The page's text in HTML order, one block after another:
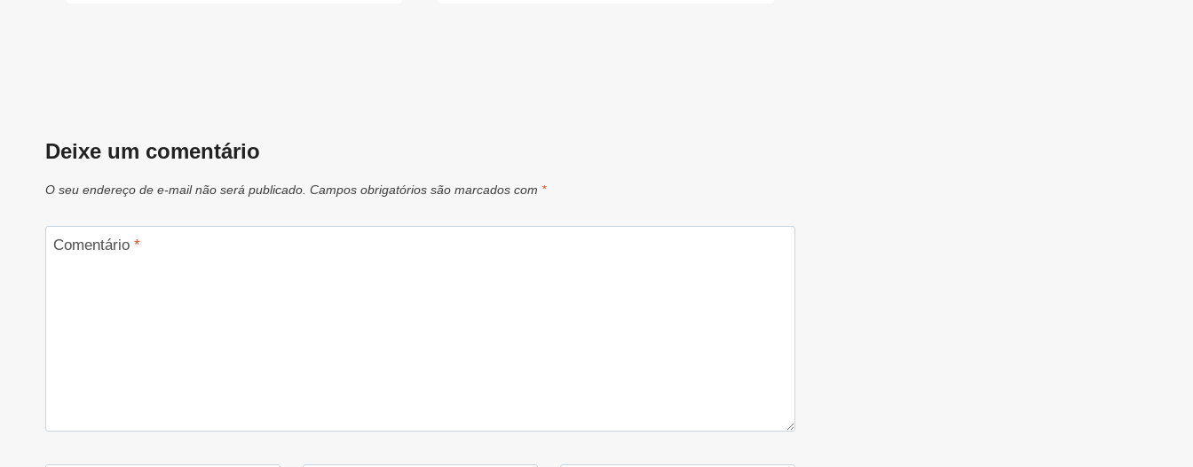
Deixe um comentário
O seu endereço de e-mail não será publicado. Campos obrigatórios são marcados com *
Comentário *